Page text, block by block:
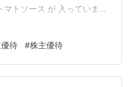
トソース が 入っていまし
に変更されていたのは ナ
ィルム包装と比べると鮮度
す。 大株です。 早速 ネギ
ギ油が切れて自作してフラ
待 #株主優待